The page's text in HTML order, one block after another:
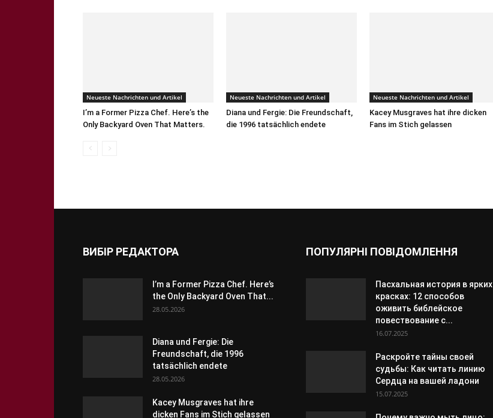
Neueste Nachrichten und Artikel
I’m a Former Pizza Chef. Here’s the
Only Backyard Oven That Matters.
Neueste Nachrichten und Artikel
Diana und Fergie: Die Freundschaft,
die 1996 tatsächlich endete
Neueste Nachrichten und Artikel
Kacey Musgraves hat ihre dicken
Fans im Stich gelassen
ВИБІР РЕДАКТОРА
I’m a Former Pizza Chef. Here’s
the Only Backyard Oven That...
28.05.2026
Diana und Fergie: Die
Freundschaft, die 1996
tatsächlich endete
28.05.2026
Kacey Musgraves hat ihre
dicken Fans im Stich gelassen
ПОПУЛЯРНІ ПОВІДОМЛЕННЯ
Пасхальная история в ярких
красках: 12 способов
оживить библейское
повествование с...
16.07.2025
Раскройте тайны своей
судьбы: Как читать линию
Сердца на вашей ладони
15.07.2025